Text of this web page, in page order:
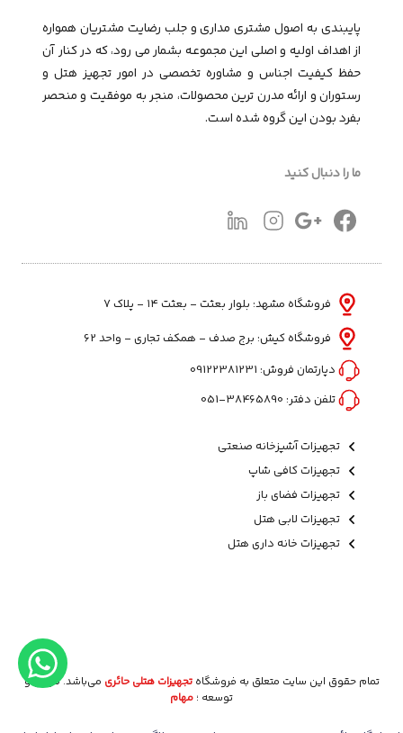
پایبندی به اصول مشتری مداری و جلب رضایت مشتریان همواره
از اهداف اولیه و اصلی این مجموعـه بشمار می رود، که در کنار آن
حفظ کیفیت اجناس و مشاوره تخصصی در امور تجهیز هتل و
رستوران و ارائه مدرن ترین محصولات، منجر به موفقیت و منحصر
بفرد بودن این گروه شده است.
ما را دنبال کنید
فروشگاه مشهد: بلوار بعثت - بعثت ۱۴ - پلاک ۷
فروشگاه کیش: برج صدف - همکف تجاری - واحد 62
دپارتمان فروش: 09122381231
تلفن دفتر: 38465890-051
تجهیزات آشپزخانه صنعتی
تجهیزات کافی شاپ
تجهیزات فضای باز
تجهیزات لابی هتل
تجهیزات خانه داری هتل
تمام حقوق این سایت متعلق به فروشگاهتجهیزات هتلی حائری می‌باشد. طراحی و
توسعه ؛ مهام